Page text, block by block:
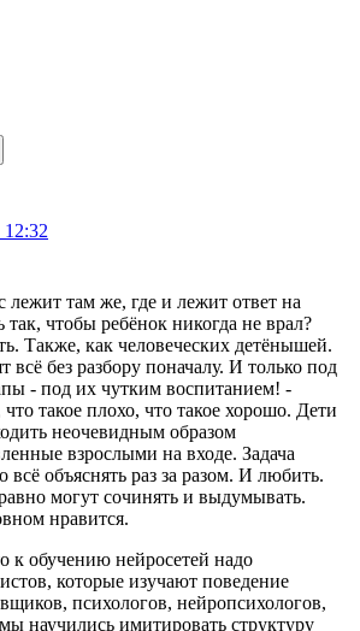
лежит там же, где и лежит ответ на
так, чтобы ребёнок никогда не врал?
Также, как человеческих детёнышей.
всё без разбору поначалу. И только под
- под их чутким воспитанием! -
такое плохо, что такое хорошо. Дети
неочевидным образом
взрослыми на входе. Задача
всё объяснять раз за разом. И любить.
могут сочинять и выдумывать.
нравится.
к обучению нейросетей надо
которые изучают поведение
психологов, нейропсихологов,
научились имитировать структуру